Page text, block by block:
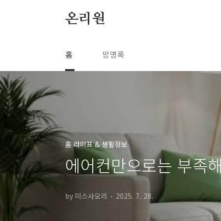
온리원
홈 방명록
홈 라이프 & 생활정보
에어컨만으로는 부족
by 미스사오리 2025. 7. 28.